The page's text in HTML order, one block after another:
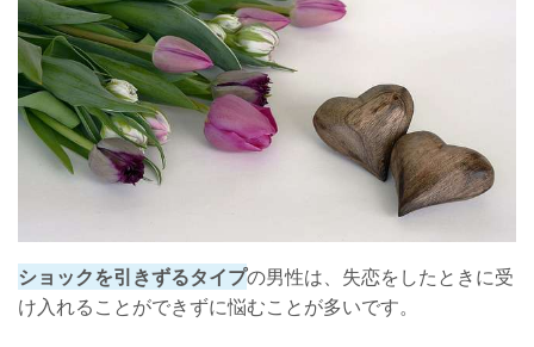
ショックを引きずるタイプの男性は、失恋をしたときに受
け入れることができずに悩むことが多いです。